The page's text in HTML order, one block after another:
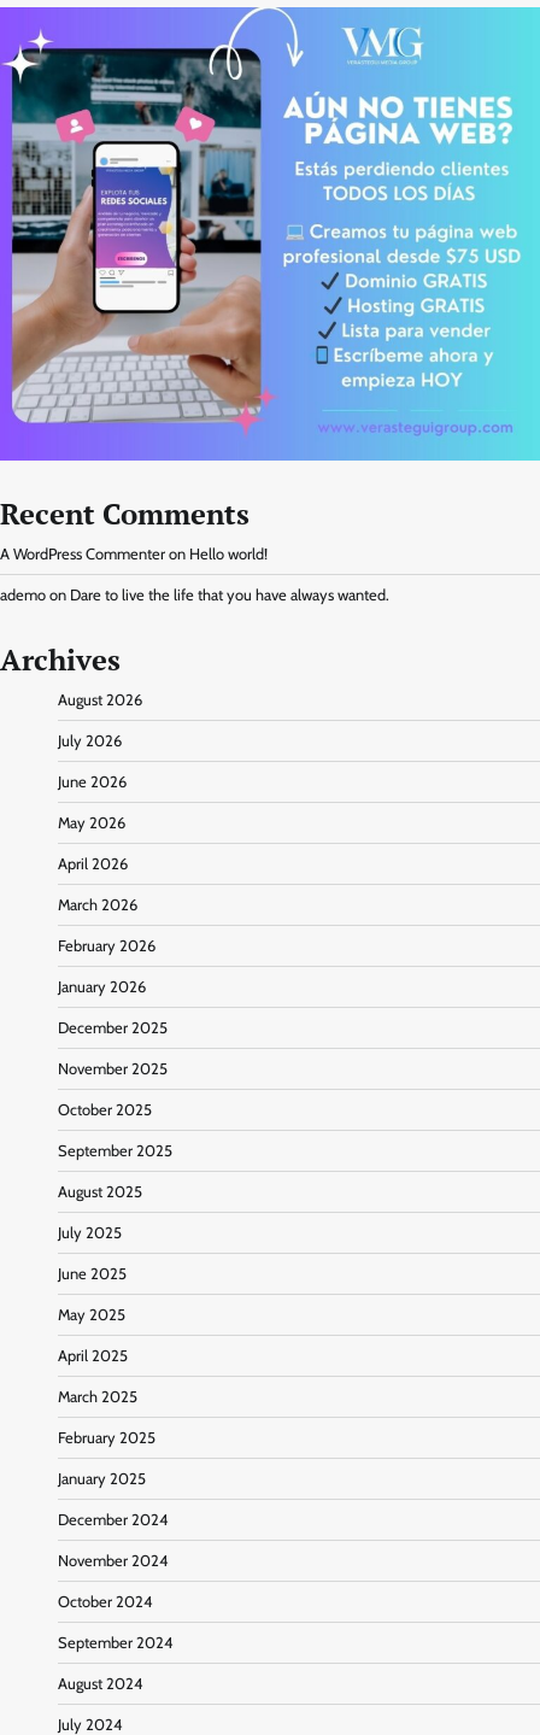
Recent Comments
A WordPress Commenter on Hello world!
ademo on Dare to live the life that you have always wanted.
Archives
August 2026
July 2026
June 2026
May 2026
April 2026
March 2026
February 2026
January 2026
December 2025
November 2025
October 2025
September 2025
August 2025
July 2025
June 2025
May 2025
April 2025
March 2025
February 2025
January 2025
December 2024
November 2024
October 2024
September 2024
August 2024
July 2024